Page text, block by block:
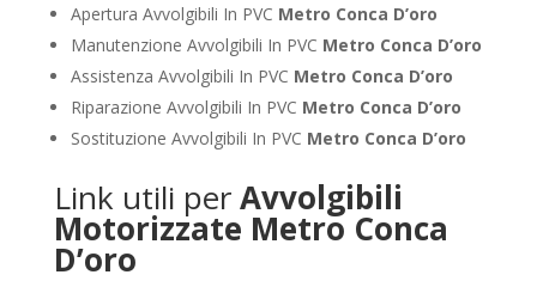
Apertura Avvolgibili In PVC Metro Conca D’oro
Manutenzione Avvolgibili In PVC Metro Conca D’oro
Assistenza Avvolgibili In PVC Metro Conca D’oro
Riparazione Avvolgibili In PVC Metro Conca D’oro
Sostituzione Avvolgibili In PVC Metro Conca D’oro
Link utili perAvvolgibili
Motorizzate Metro Conca
D’oro